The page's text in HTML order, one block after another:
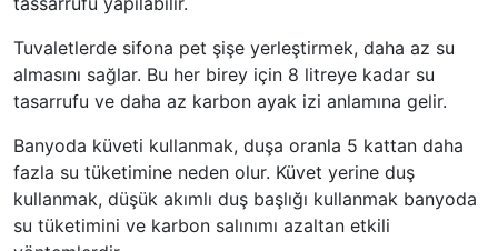
Tuvaletlerde sifona pet şişe yerleştirmek, daha az su
almasını sağlar. Bu her birey için 8 litreye kadar su
tasarrufu ve daha az karbon ayak izi anlamına gelir.
Banyoda küveti kullanmak, duşa oranla 5 kattan daha
fazla su tüketimine neden olur. Küvet yerine duş
kullanmak, düşük akımlı duş başlığı kullanmak banyoda
su tüketimini ve karbon salınımı azaltan etkili